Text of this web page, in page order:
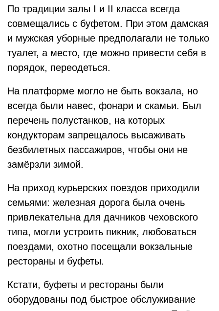
По традиции залы I и II класса всегда
совмещались с буфетом. При этом дамская
и мужская уборные предполагали не только
туалет, а место, где можно привести себя в
порядок, переодеться.
На платформе могло не быть вокзала, но
всегда были навес, фонари и скамьи. Был
перечень полустанков, на которых
кондукторам запрещалось высаживать
безбилетных пассажиров, чтобы они не
замёрзли зимой.
На приход курьерских поездов приходили
семьями: железная дорога была очень
привлекательна для дачников чеховского
типа, могли устроить пикник, любоваться
поездами, охотно посещали вокзальные
рестораны и буфеты.
Кстати, буфеты и рестораны были
оборудованы под быстрое обслуживание